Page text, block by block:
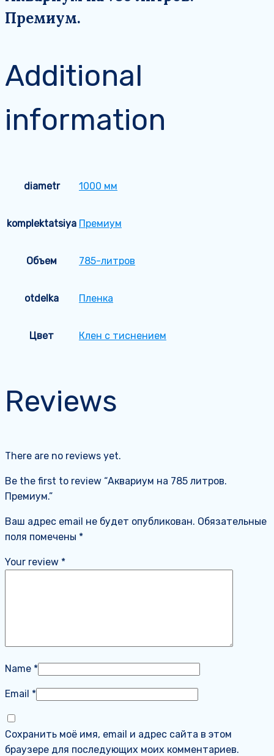
Премиум.
Additional
information
diametr 1000 мм
komplektatsiya Премиум
Объем 785-литров
otdelka Пленка
Цвет Клен с тиснением
Reviews
There are no reviews yet.
Be the first to review “Аквариум на 785 литров.
Премиум.”
Ваш адрес email не будет опубликован. Обязательные
поля помечены *
Your review *
Name *
Email *
Сохранить моё имя, email и адрес сайта в этом
браузере для последующих моих комментариев.